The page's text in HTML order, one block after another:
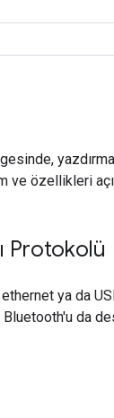
ve özellikleri
Protokolü
ya da
da